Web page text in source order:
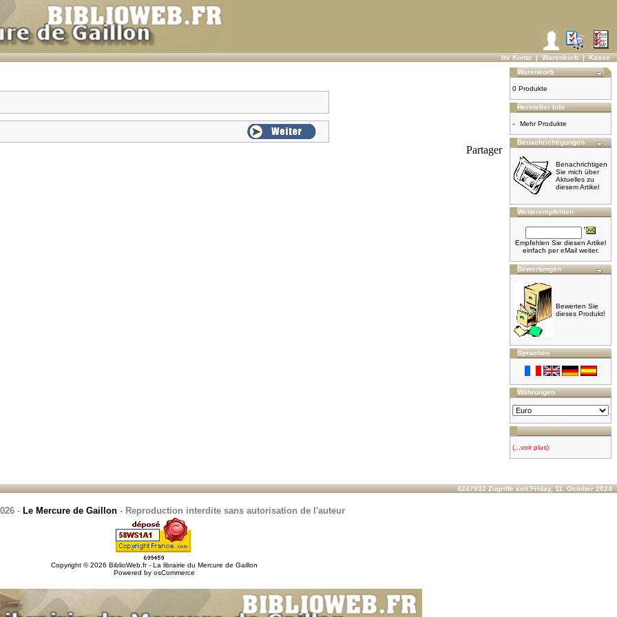
Ihr Konto|Warenkorb|Kasse
Partager
Warenkorb
0 Produkte
Hersteller Info
- Mehr Produkte
Benachrichtigungen
Benachrichtigen
Sie mich über
Aktuelles zu
diesem Artikel
Weiterempfehlen
Empfehlen Sie diesen Artikel
einfach per eMail weiter.
Bewertungen
Bewerten Sie
dieses Produkt!
Sprachen
Währungen
(...voir plus)
4247932 Zugriffe seit Friday, 11. October 2024
- Le Mercure de Gaillon - Reproduction interdite sans autorisation de l'auteur
Copyright © 2026 BiblioWeb.fr - La librairie du Mercure de Gaillon
Powered by osCommerce